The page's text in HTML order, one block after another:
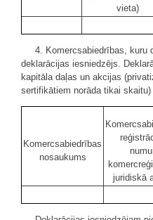
vieta)
4. Komercsabiedrības, kuru
deklarācijas iesniedzējs.
kapitāla daļas un akcijas
sertifikātiem norāda tikai skaitu)
Komercsabiedrības
nosaukums
juridiskā